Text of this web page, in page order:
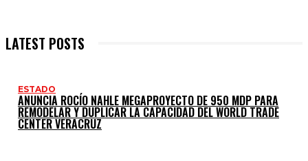
LATEST POSTS
ESTADO
ANUNCIA ROCÍO NAHLE MEGAPROYECTO DE 950 MDP PARA
REMODELAR Y DUPLICAR LA CAPACIDAD DEL WORLD TRADE
CENTER VERACRUZ